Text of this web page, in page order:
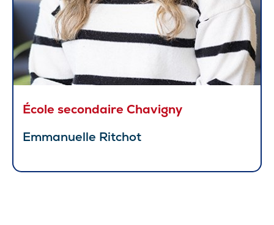
École secondaire Chavigny
Emmanuelle Ritchot